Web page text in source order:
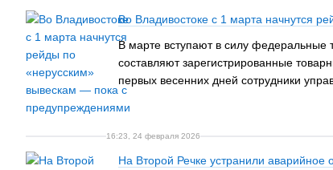
Во Владивостоке с 1 марта начнутся
В марте вступают в силу федеральные
составляют зарегистрированные
первых весенних дней сотрудники
16:23, 24 февраля 2026
На Второй Речке устранили аварийное